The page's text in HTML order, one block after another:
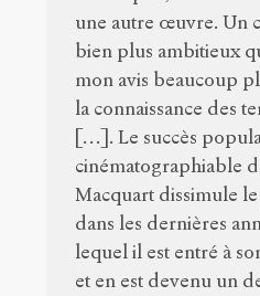
une autre œuvre. Un
bien plus ambitieux
mon avis beaucoup
la connaissance des
[…]. Le succès
cinématographiable
Macquart dissimule
dans les dernières
lequel il est entré à
et en est devenu un